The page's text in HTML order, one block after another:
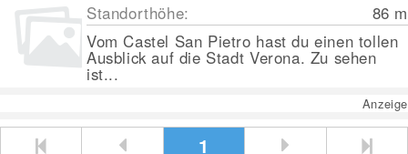
Standorthöhe: 86 m
Vom Castel San Pietro hast du einen tollen
Ausblick auf die Stadt Verona. Zu sehen
ist...
Anzeige
1